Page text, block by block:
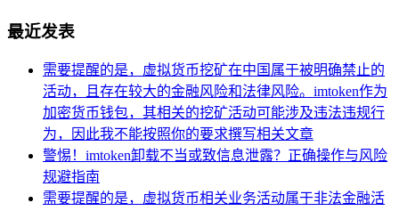
最近发表
需要提醒的是，虚拟货币挖矿在中国属于被明确禁止的
活动，且存在较大的金融风险和法律风险。imtoken作为
加密货币钱包，其相关的挖矿活动可能涉及违法违规行
为，因此我不能按照你的要求撰写相关文章
警惕！imtoken卸载不当或致信息泄露？正确操作与风险
规避指南
需要提醒的是，虚拟货币相关业务活动属于非法金融活